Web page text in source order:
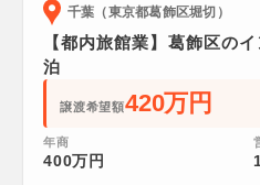
千葉（東京都葛飾区堀切）
【都内旅館業】葛飾区の
泊
譲渡希望額420万円
年商
400万円